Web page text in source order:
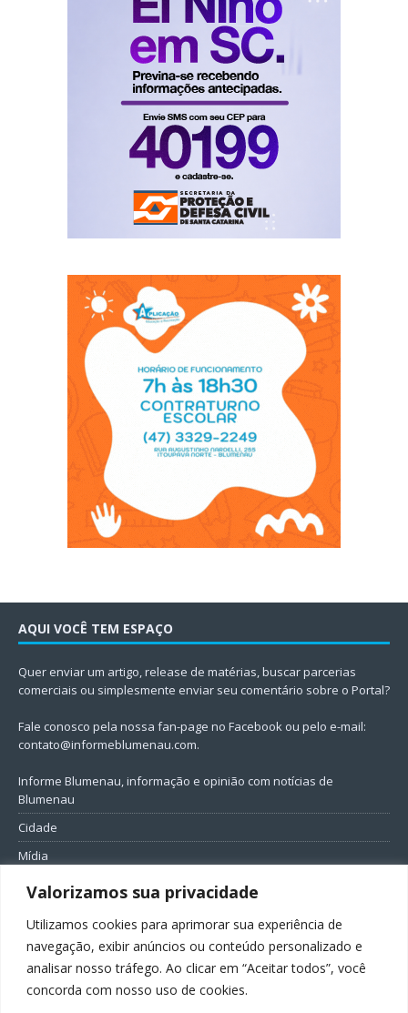
Valorizamos sua privacidade
Utilizamos cookies para aprimorar sua experiência de
navegação, exibir anúncios ou conteúdo personalizado e
analisar nosso tráfego. Ao clicar em “Aceitar todos”, você
concorda com nosso uso de cookies.
AQUI VOCÊ TEM ESPAÇO
Quer enviar um artigo, release de matérias, buscar parcerias
comerciais ou simplesmente enviar seu comentário sobre o Portal?
Fale conosco pela nossa fan-page no Facebook ou pelo e-mail:
contato@informeblumenau.com.
Informe Blumenau, informação e opinião com notícias de
Blumenau
Cidade
Mídia
Entretenimento
Política